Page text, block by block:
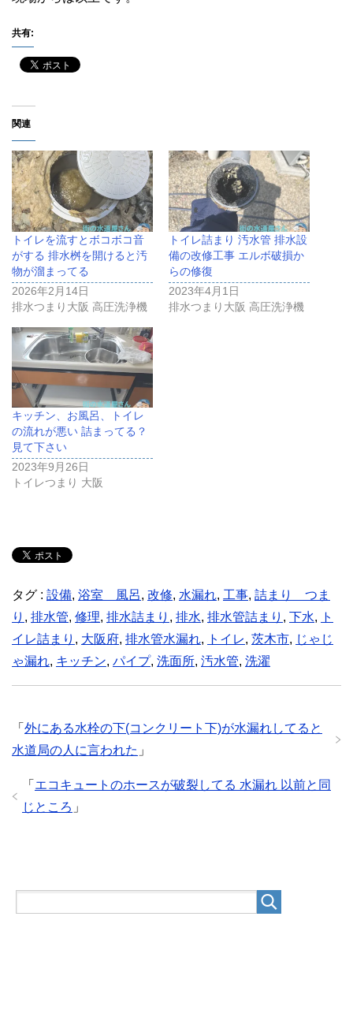
共有:
関連
トイレを流すとボコボコ音
がする 排水桝を開けると汚
物が溜まってる
2026年2月14日
排水つまり大阪 高圧洗浄機
トイレ詰まり 汚水管 排水設
備の改修工事 エルボ破損か
らの修復
2023年4月1日
排水つまり大阪 高圧洗浄機
キッチン、お風呂、トイレ
の流れが悪い 詰まってる？
見て下さい
2023年9月26日
トイレつまり 大阪
タグ : 設備, 浴室 風呂, 改修, 水漏れ, 工事, 詰まり つま
り , 排水管, 修理, 排水詰まり , 排水, 排水管詰まり , 下水,
ト
イレ詰まり , 大阪府, 排水管水漏れ, トイレ, 茨木市, じゃじ
ゃ漏れ, キッチン, パイプ, 洗面所, 汚水管, 洗濯
「 外にある水栓の下(コンクリート下)が水漏れしてると
水道局の人に言われた 」
「 エコキュートのホースが破裂してる 水漏れ 以前と同
じところ 」